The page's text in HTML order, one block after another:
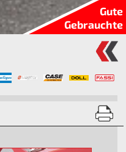
Gute
Gebrauchte